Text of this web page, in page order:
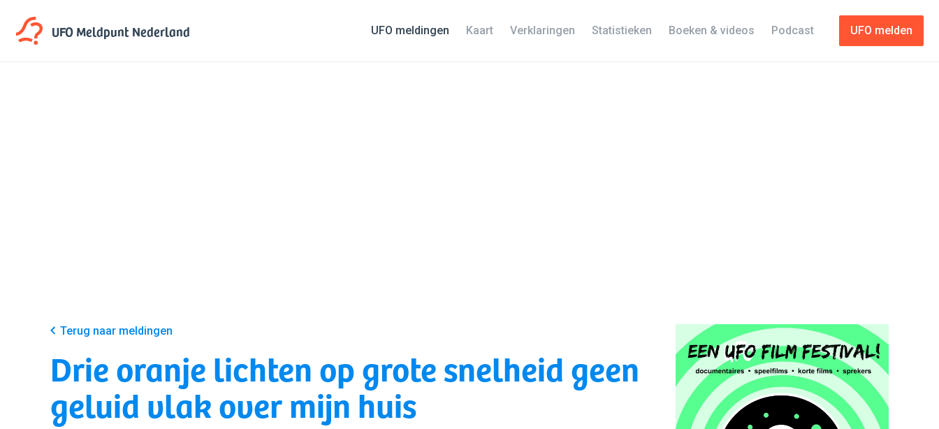
UFO MeldpuntNederland UFO melden
UFO meldingen Kaart Verklaringen Statistieken Boeken & videos Podcast
Terug naar meldingen
Drie oranje lichten op grote snelheid geen
geluid vlak over mijn huis